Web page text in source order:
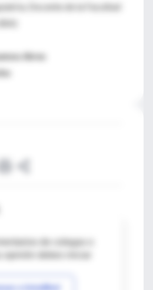
Docente de la Facultad
Aires
de colegas o
a IntraMed